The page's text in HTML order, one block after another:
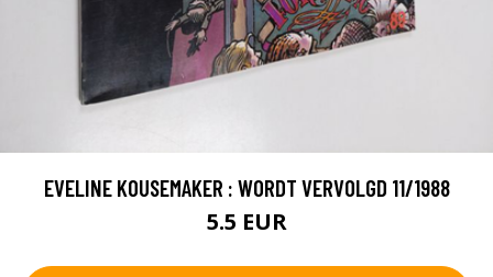
EVELINE KOUSEMAKER : WORDT VERVOLGD 11/1988
5.5 EUR